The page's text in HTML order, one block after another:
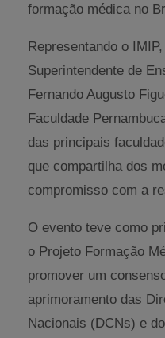
formação médica no
Representando o
Superintendente de
Fernando Augusto
Faculdade
das principais
que compartilha dos
compromisso com a
O evento teve como
o Projeto Formação
promover um
aprimoramento das
Nacionais (DCNs) e